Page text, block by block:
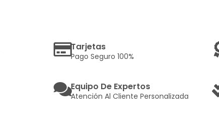
Tarjetas
Pago Seguro 100%
Equipo De Expertos
Atención Al Cliente Personalizada